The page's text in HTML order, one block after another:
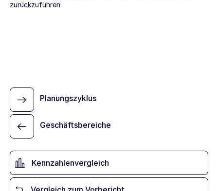
zurückzuführen.
Kennzahlenvergleich
Geschäftsbereiche
Planungszyklus